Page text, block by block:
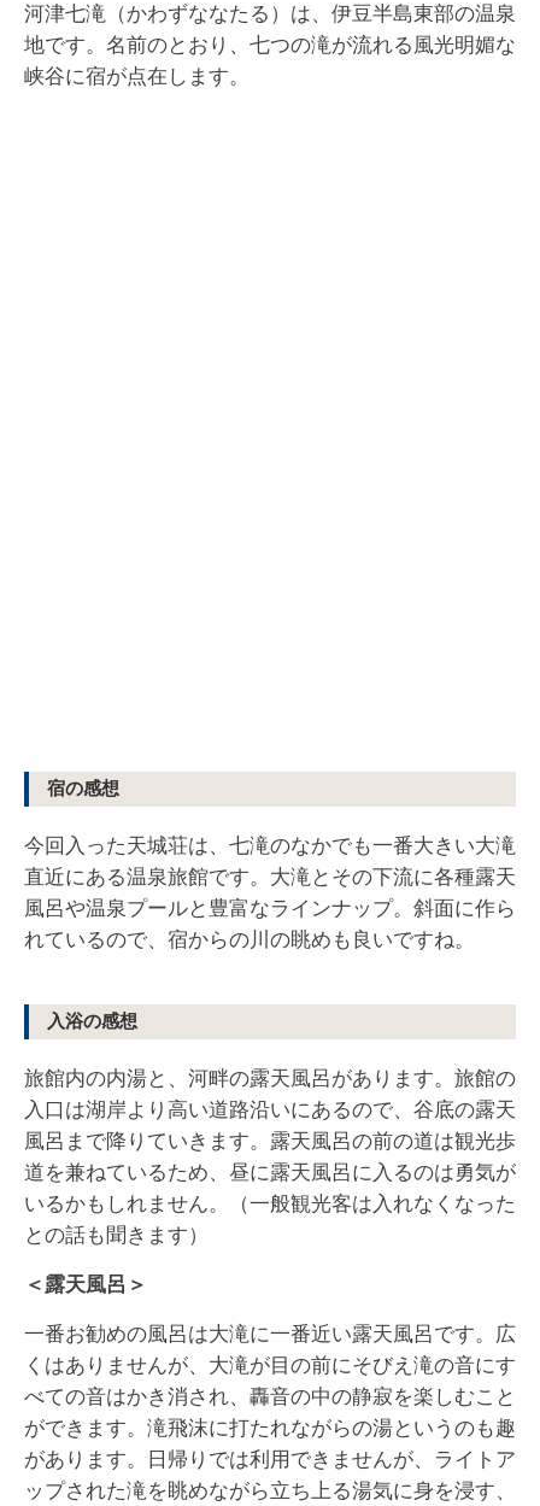
河津七滝（かわずななたる）は、伊豆半島東部の温泉
地です。名前のとおり、七つの滝が流れる風光明媚な
峡谷に宿が点在します。
宿の感想
今回入った天城荘は、七滝のなかでも一番大きい大滝
直近にある温泉旅館です。大滝とその下流に各種露天
風呂や温泉プールと豊富なラインナップ。斜面に作ら
れているので、宿からの川の眺めも良いですね。
入浴の感想
旅館内の内湯と、河畔の露天風呂があります。旅館の
入口は湖岸より高い道路沿いにあるので、谷底の露天
風呂まで降りていきます。露天風呂の前の道は観光歩
道を兼ねているため、昼に露天風呂に入るのは勇気が
いるかもしれません。（一般観光客は入れなくなった
との話も聞きます）
＜露天風呂＞
一番お勧めの風呂は大滝に一番近い露天風呂です。広
くはありませんが、大滝が目の前にそびえ滝の音にす
べての音はかき消され、轟音の中の静寂を楽しむこと
ができます。滝飛沫に打たれながらの湯というのも趣
があります。日帰りでは利用できませんが、ライトア
ップされた滝を眺めながら立ち上る湯気に身を浸す、